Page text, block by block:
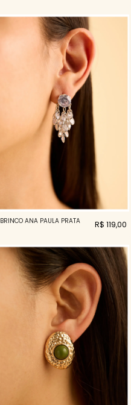
BRINCO ANA PAULA PRATA R$ 119,00